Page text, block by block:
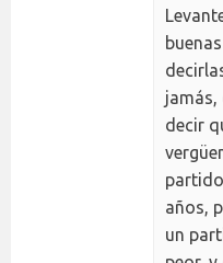
jamás,
decir
años,
un